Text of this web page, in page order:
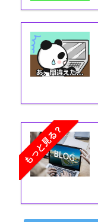
もっと見る？